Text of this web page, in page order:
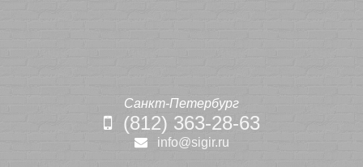
Санкт-Петербург
(812) 363-28-63
info@sigir.ru